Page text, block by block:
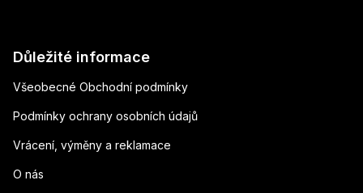
Důležité informace
Všeobecné Obchodní podmínky
Podmínky ochrany osobních údajů
Vrácení, výměny a reklamace
O nás